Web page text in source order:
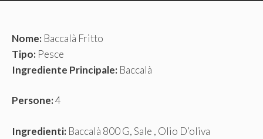
Nome: Baccalà Fritto
Tipo: Pesce
Ingrediente Principale: Baccalà
Persone:4
Ingredienti: Baccalà 800 G, Sale , Olio D’oliva